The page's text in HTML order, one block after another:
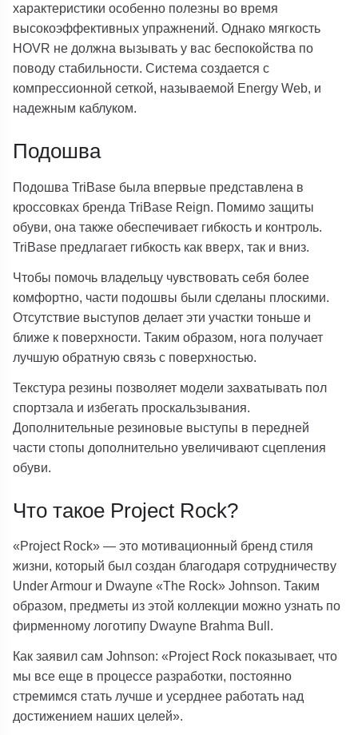
характеристики особенно полезны во время
высокоэффективных упражнений. Однако мягкость
HOVR не должна вызывать у вас беспокойства по
поводу стабильности. Система создается с
компрессионной сеткой, называемой Energy Web, и
надежным каблуком.
Подошва
Подошва TriBase была впервые представлена ​​в
кроссовках бренда TriBase Reign. Помимо защиты
обуви, она также обеспечивает гибкость и контроль.
TriBase предлагает гибкость как вверх, так и вниз.
Чтобы помочь владельцу чувствовать себя более
комфортно, части подошвы были сделаны плоскими.
Отсутствие выступов делает эти участки тоньше и
ближе к поверхности. Таким образом, нога получает
лучшую обратную связь с поверхностью.
Текстура резины позволяет модели захватывать пол
спортзала и избегать проскальзывания.
Дополнительные резиновые выступы в передней
части стопы дополнительно увеличивают сцепления
обуви.
Что такое Project Rock?
«Project Rock» — это мотивационный бренд стиля
жизни, который был создан благодаря сотрудничеству
Under Armour и Dwayne «The Rock» Johnson. Таким
образом, предметы из этой коллекции можно узнать по
фирменному логотипу Dwayne Brahma Bull.
Как заявил сам Johnson: «Project Rock показывает, что
мы все еще в процессе разработки, постоянно
стремимся стать лучше и усерднее работать над
достижением наших целей».